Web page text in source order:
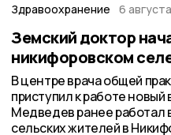
Здравоохранение 6
Земский доктор
никифоровском
В центре врача общей
приступил к работе
Медведев ранее работал
сельских жителей в